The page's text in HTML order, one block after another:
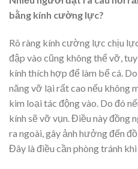
bằng kính cường lực?
Rõ ràng kính cường lực chịu
đập vào cũng không thể vỡ,
kính thích hợp để làm bể cá.
năng vỡ lại rất cao nếu không
kim loại tác động vào. Do đó
kính sẽ vỡ vụn. Điều này đồng
ra ngoài, gây ảnh hưởng đến
Đây là điều cần phòng tránh khi